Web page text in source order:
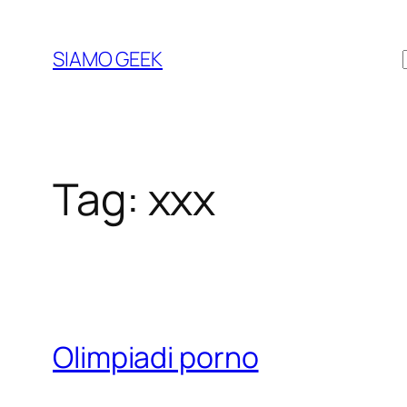
contenuto
SIAMO GEEK
Tag: xxx
Olimpiadi porno